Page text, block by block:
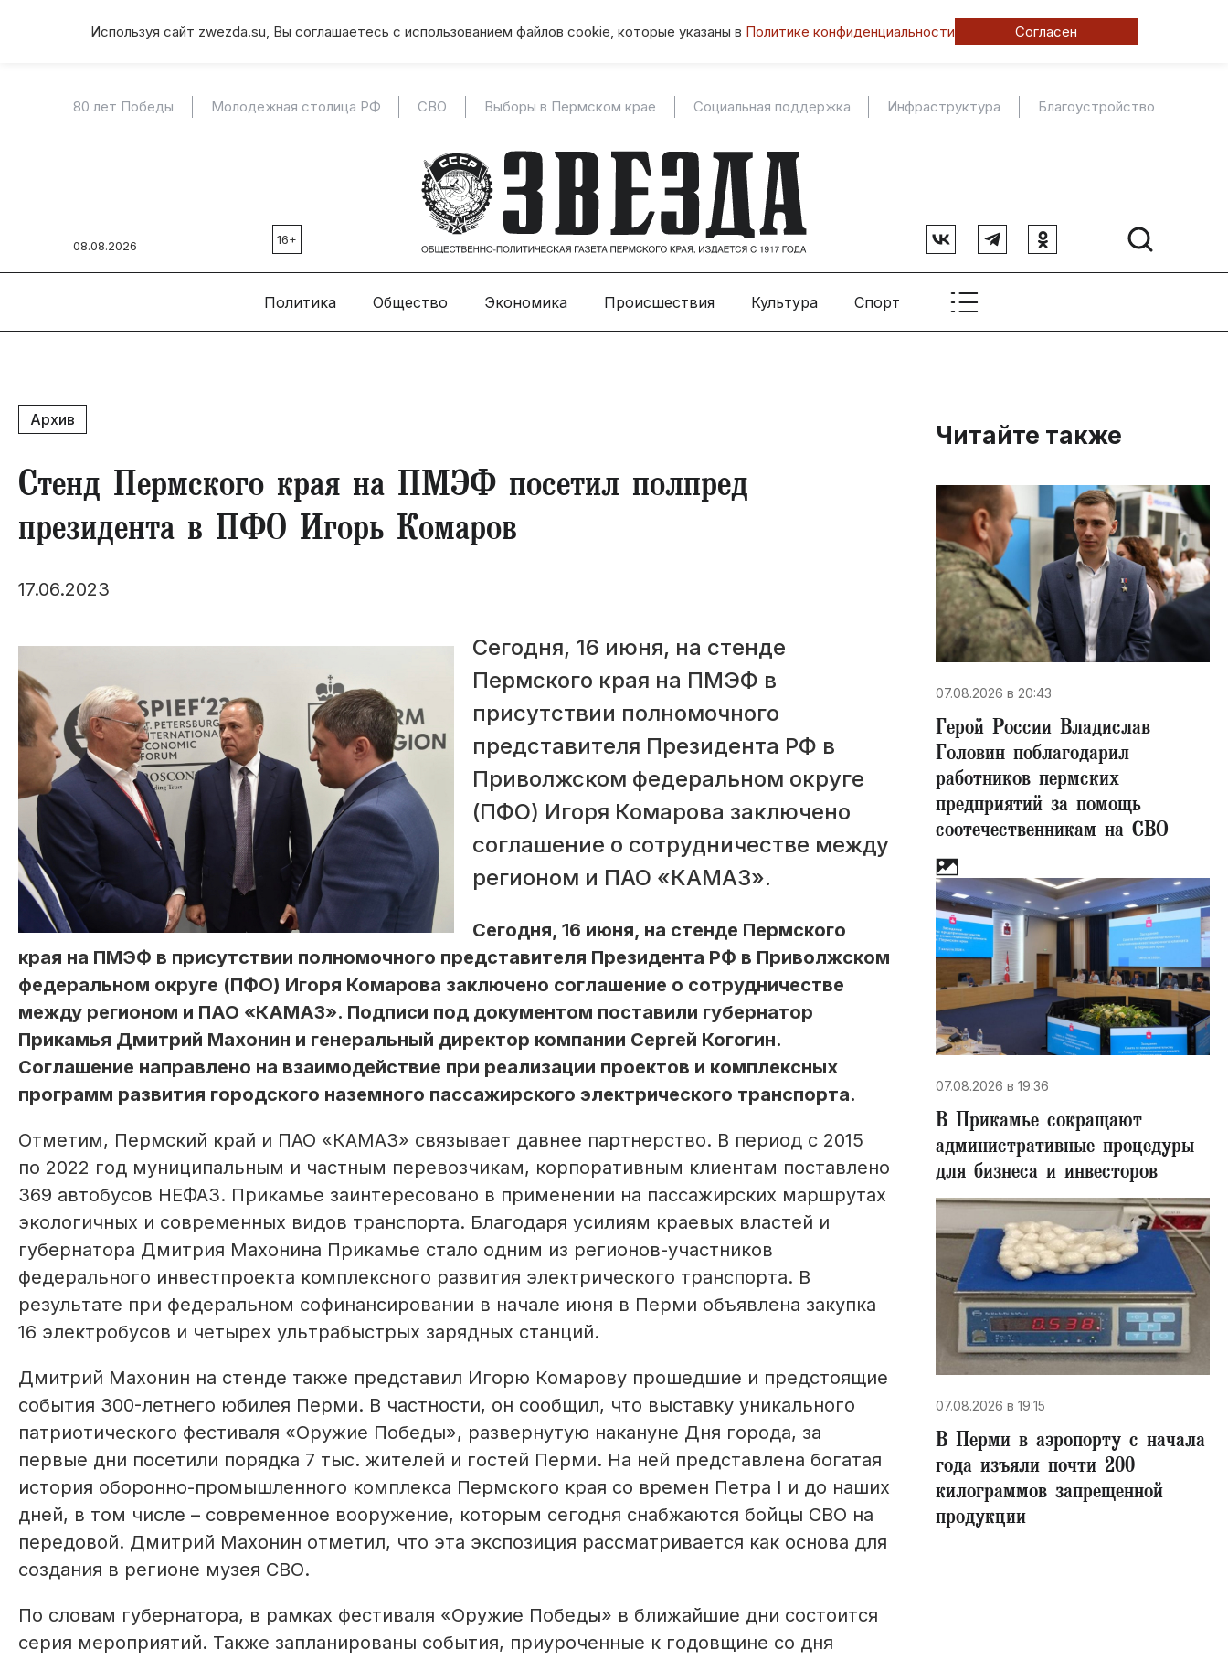
Используя сайт zwezda.su, Вы соглашаетесь с использованием файлов cookie, которые указаны в Политике конфиденциальности Согласен
80 лет Победы Молодежная столица РФ СВО Выборы в Пермском крае Социальная поддержка Инфраструктура Благоустройство
08.08.2026 16+
Политика Общество Экономика Происшествия Культура Спорт
Архив
Стенд Пермского края на ПМЭФ посетил полпред
президента в ПФО Игорь Комаров
17.06.2023
Сегодня, 16 июня, на стенде
Пермского края на ПМЭФ в
присутствии полномочного
представителя Президента РФ в
Приволжском федеральном округе
(ПФО) Игоря Комарова заключено
соглашение о сотрудничестве между
регионом и ПАО «КАМАЗ».
Сегодня, 16 июня, на стенде Пермского
края на ПМЭФ в присутствии полномочного представителя Президента РФ в Приволжском
федеральном округе (ПФО) Игоря Комарова заключено соглашение о сотрудничестве
между регионом и ПАО «КАМАЗ». Подписи под документом поставили губернатор
Прикамья Дмитрий Махонин и генеральный директор компании Сергей Когогин.
Соглашение направлено на взаимодействие при реализации проектов и комплексных
программ развития городского наземного пассажирского электрического транспорта.
Отметим, Пермский край и ПАО «КАМАЗ» связывает давнее партнерство. В период с 2015
по 2022 год муниципальным и частным перевозчикам, корпоративным клиентам поставлено
369 автобусов НЕФАЗ. Прикамье заинтересовано в применении на пассажирских маршрутах
экологичных и современных видов транспорта. Благодаря усилиям краевых властей и
губернатора Дмитрия Махонина Прикамье стало одним из регионов-участников
федерального инвестпроекта комплексного развития электрического транспорта. В
результате при федеральном софинансировании в начале июня в Перми объявлена закупка
16 электробусов и четырех ультрабыстрых зарядных станций.
Дмитрий Махонин на стенде также представил Игорю Комарову прошедшие и предстоящие
события 300-летнего юбилея Перми. В частности, он сообщил, что выставку уникального
патриотического фестиваля «Оружие Победы», развернутую накануне Дня города, за
первые дни посетили порядка 7 тыс. жителей и гостей Перми. На ней представлена богатая
история оборонно-промышленного комплекса Пермского края со времен Петра I и до наших
дней, в том числе – современное вооружение, которым сегодня снабжаются бойцы СВО на
передовой. Дмитрий Махонин отметил, что эта экспозиция рассматривается как основа для
создания в регионе музея СВО.
По словам губернатора, в рамках фестиваля «Оружие Победы» в ближайшие дни состоится
серия мероприятий. Также запланированы события, приуроченные к годовщине со дня
Читайте также
07.08.2026 в 20:43
Герой России Владислав
Головин поблагодарил
работников пермских
предприятий за помощь
соотечественникам на СВО
07.08.2026 в 19:36
В Прикамье сокращают
административные процедуры
для бизнеса и инвесторов
07.08.2026 в 19:15
В Перми в аэропорту с начала
года изъяли почти 200
килограммов запрещенной
продукции